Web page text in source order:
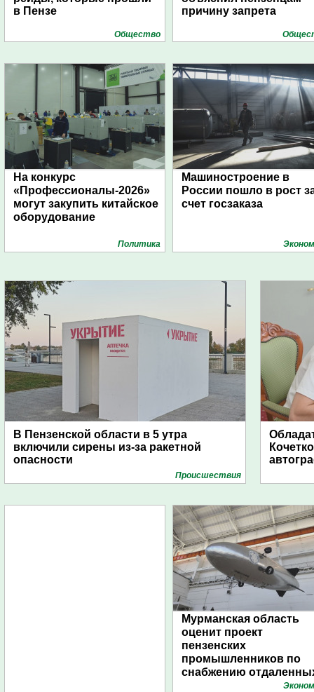
в Пензе
Общество
причину запрета
На конкурс
«Профессионалы-2026»
могут закупить китайское
оборудование
Политика
Машиностроение в
России пошло в рост
счет госзаказа
В Пензенской области в 5 утра
включили сирены из-за ракетной
опасности
Проиcшествия
Мурманская область
оценит проект
пензенских
промышленников по
снабжению
поселений с помощью